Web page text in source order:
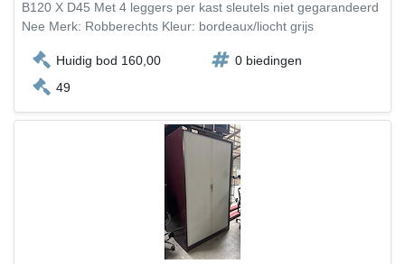
B120 X D45 Met 4 leggers per kast sleutels niet gegarandeerd
Nee Merk: Robberechts Kleur: bordeaux/liocht grijs
Huidig bod 160,00
0 biedingen
49